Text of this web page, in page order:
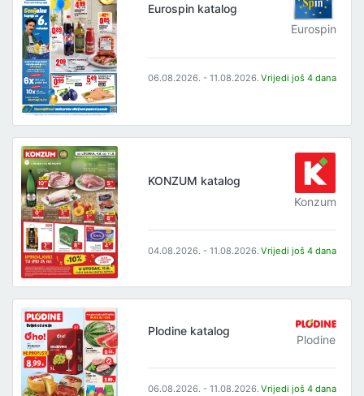
Eurospin katalog
Eurospin
06.08.2026. - 11.08.2026. Vrijedi još 4 dana
KONZUM katalog
Konzum
04.08.2026. - 11.08.2026. Vrijedi još 4 dana
Plodine katalog
Plodine
06.08.2026. - 11.08.2026. Vrijedi još 4 dana